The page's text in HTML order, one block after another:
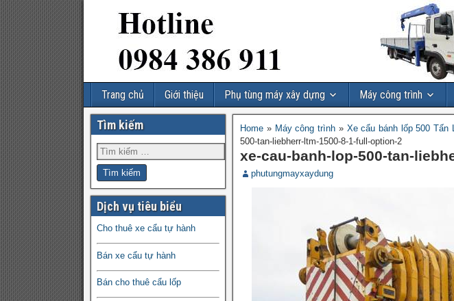
Trang chủ Giới thiệu Phụ tùng máy xây dựng Máy công trình
Home » Máy công trình » Xe cẩu bánh lốp 500 Tấn
500-tan-liebherr-ltm-1500-8-1-full-option-2
xe-cau-banh-lop-500-tan-
phutungmayxaydung
Tìm kiếm
Dịch vụ tiêu biểu
Cho thuê xe cẩu tự hành
Bán xe cẩu tự hành
Bán cho thuê cẩu lốp